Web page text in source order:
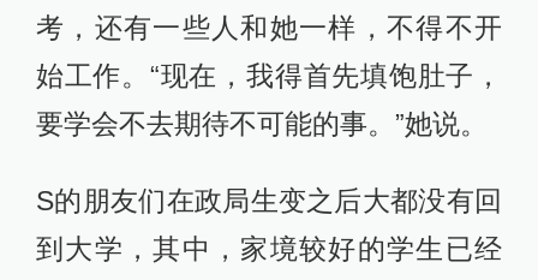
考，还有一些人和她一样，不得不开
始工作。“现在，我得首先填饱肚子，
要学会不去期待不可能的事。”她说。
S的朋友们在政局生变之后大都没有回
到大学，其中，家境较好的学生已经